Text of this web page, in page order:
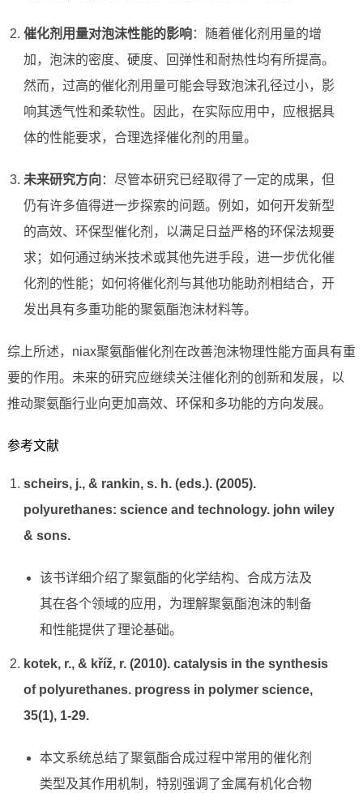
催化剂用量对泡沫性能的影响：随着催化剂用量的增
加，泡沫的密度、硬度、回弹性和耐热性均有所提高。
然而，过高的催化剂用量可能会导致泡沫孔径过小，影
响其透气性和柔软性。因此，在实际应用中，应根据具
体的性能要求，合理选择催化剂的用量。
未来研究方向 ：尽管本研究已经取得了一定的成果，但
仍有许多值得进一步探索的问题。例如，如何开发新型
的高效、环保型催化剂，以满足日益严格的环保法规要
求；如何通过纳米技术或其他先进手段，进一步优化催
化剂的性能；如何将催化剂与其他功能助剂相结合，开
发出具有多重功能的聚氨酯泡沫材料等。
综上所述，niax聚氨酯催化剂在改善泡沫物理性能方面具有重
要的作用。未来的研究应继续关注催化剂的创新和发展，以
推动聚氨酯行业向更加高效、环保和多功能的方向发展。
参考文献
scheirs, j., & rankin, s. h. (eds.). (2005).
polyurethanes: science and technology. john wiley
& sons.
该书详细介绍了聚氨酯的化学结构、合成方法及
其在各个领域的应用，为理解聚氨酯泡沫的制备
和性能提供了理论基础。
kotek, r., & kříž, r. (2010). catalysis in the synthesis
of polyurethanes. progress in polymer science,
35(1), 1-29.
本文系统总结了聚氨酯合成过程中常用的催化剂
类型及其作用机制，特别强调了金属有机化合物